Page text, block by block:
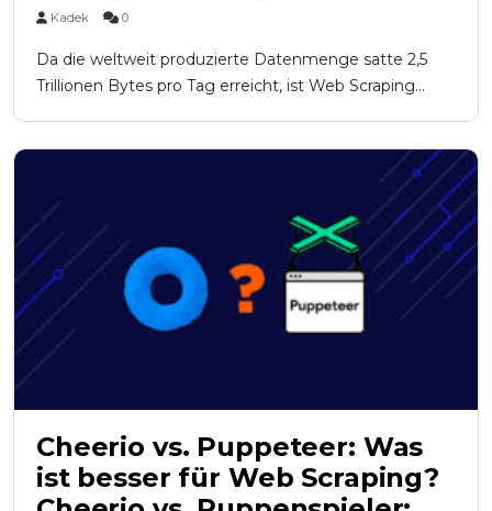
Kadek 0
Da die weltweit produzierte Datenmenge satte 2,5
Trillionen Bytes pro Tag erreicht, ist Web Scraping...
Cheerio vs. Puppeteer: Was
ist besser für Web Scraping?